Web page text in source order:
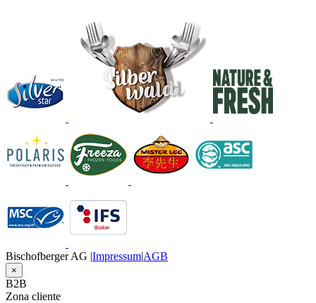
Bischofberger AG |Impressum|AGB
×
B2B
Zona cliente